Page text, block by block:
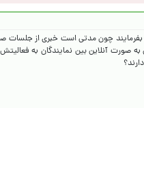
بفرمایند چون مدتی است خبری از
آنلاین بین نمایندگان به